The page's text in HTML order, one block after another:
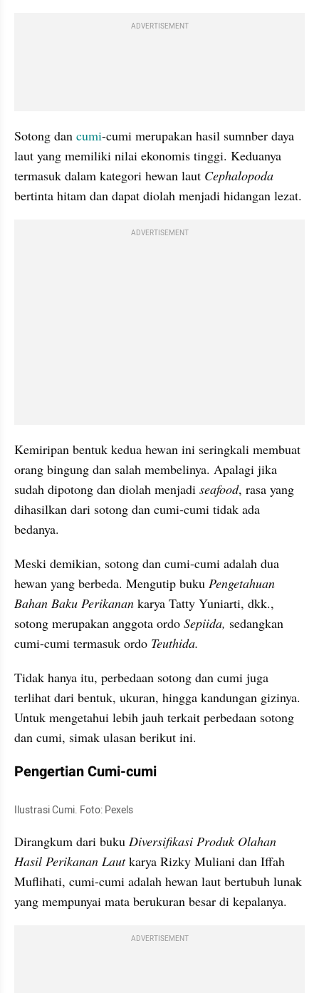
ADVERTISEMENT
Sotong dan cumi-cumi merupakan hasil sumnber daya
laut yang memiliki nilai ekonomis tinggi. Keduanya
termasuk dalam kategori hewan laut Cephalopoda
bertinta hitam dan dapat diolah menjadi hidangan lezat.
ADVERTISEMENT
Kemiripan bentuk kedua hewan ini seringkali membuat
orang bingung dan salah membelinya. Apalagi jika
sudah dipotong dan diolah menjadi seafood, rasa yang
dihasilkan dari sotong dan cumi-cumi tidak ada
bedanya.
Meski demikian, sotong dan cumi-cumi adalah dua
hewan yang berbeda. Mengutip buku Pengetahuan
Bahan Baku Perikanan karya Tatty Yuniarti, dkk.,
sotong merupakan anggota ordo Sepiida, sedangkan
cumi-cumi termasuk ordo Teuthida.
Tidak hanya itu, perbedaan sotong dan cumi juga
terlihat dari bentuk, ukuran, hingga kandungan gizinya.
Untuk mengetahui lebih jauh terkait perbedaan sotong
dan cumi, simak ulasan berikut ini.
Pengertian Cumi-cumi
Ilustrasi Cumi. Foto: Pexels
Dirangkum dari buku Diversifikasi Produk Olahan
Hasil Perikanan Laut karya Rizky Muliani dan Iffah
Muflihati, cumi-cumi adalah hewan laut bertubuh lunak
yang mempunyai mata berukuran besar di kepalanya.
ADVERTISEMENT